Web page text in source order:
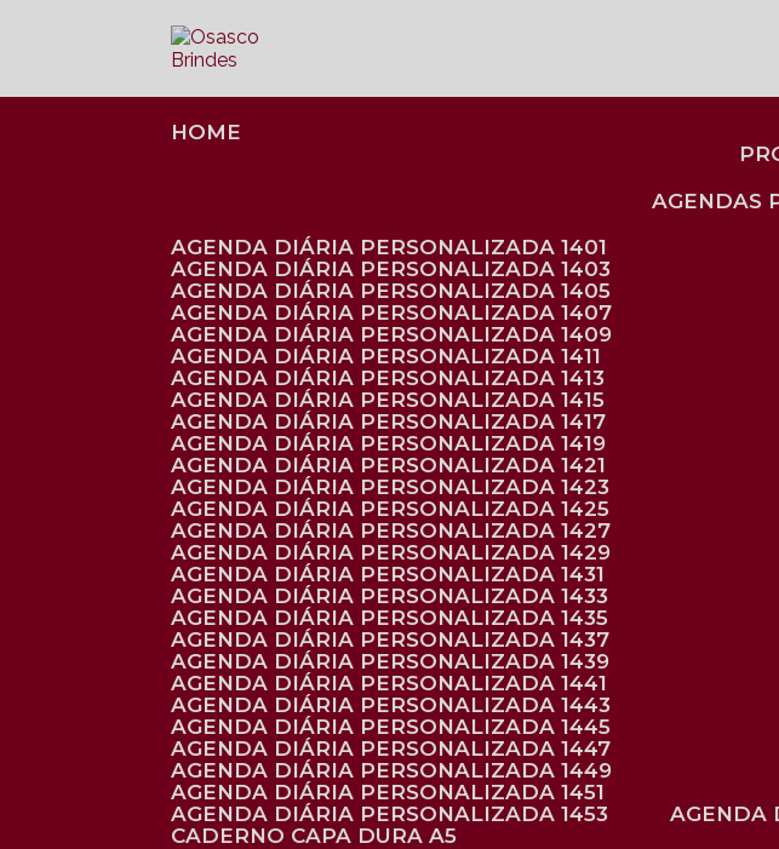
HOME
AGENDA DIÁRIA PERSONALIZADA 1401
AGENDA DIÁRIA PERSONALIZADA 1403
AGENDA DIÁRIA PERSONALIZADA 1405
AGENDA DIÁRIA PERSONALIZADA 1407
AGENDA DIÁRIA PERSONALIZADA 1409
AGENDA DIÁRIA PERSONALIZADA 1411
AGENDA DIÁRIA PERSONALIZADA 1413
AGENDA DIÁRIA PERSONALIZADA 1415
AGENDA DIÁRIA PERSONALIZADA 1417
AGENDA DIÁRIA PERSONALIZADA 1419
AGENDA DIÁRIA PERSONALIZADA 1421
AGENDA DIÁRIA PERSONALIZADA 1423
AGENDA DIÁRIA PERSONALIZADA 1425
AGENDA DIÁRIA PERSONALIZADA 1427
AGENDA DIÁRIA PERSONALIZADA 1429
AGENDA DIÁRIA PERSONALIZADA 1431
AGENDA DIÁRIA PERSONALIZADA 1433
AGENDA DIÁRIA PERSONALIZADA 1435
AGENDA DIÁRIA PERSONALIZADA 1437
AGENDA DIÁRIA PERSONALIZADA 1439
AGENDA DIÁRIA PERSONALIZADA 1441
AGENDA DIÁRIA PERSONALIZADA 1443
AGENDA DIÁRIA PERSONALIZADA 1445
AGENDA DIÁRIA PERSONALIZADA 1447
AGENDA DIÁRIA PERSONALIZADA 1449
AGENDA DIÁRIA PERSONALIZADA 1451
AGENDA DIÁRIA PERSONALIZADA 1453
CADERNO CAPA DURA A5